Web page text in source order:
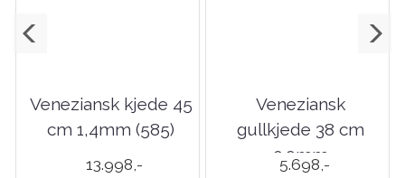
Veneziansk kjede 45
cm 1,4mm (585)
13.998,-
Veneziansk
gullkjede 38 cm
0.9mm
5.698,-